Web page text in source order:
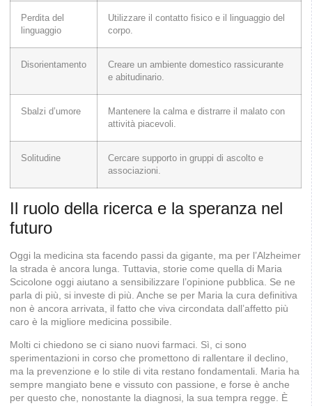
Perdita del
linguaggio
Utilizzare il contatto fisico e il linguaggio del
corpo.
Disorientamento
Creare un ambiente domestico rassicurante
e abitudinario.
Sbalzi d’umore
Mantenere la calma e distrarre il malato con
attività piacevoli.
Solitudine
Cercare supporto in gruppi di ascolto e
associazioni.
Il ruolo della ricerca e la speranza nel
futuro
Oggi la medicina sta facendo passi da gigante, ma per l’Alzheimer
la strada è ancora lunga. Tuttavia, storie come quella di Maria
Scicolone oggi aiutano a sensibilizzare l’opinione pubblica. Se ne
parla di più, si investe di più. Anche se per Maria la cura definitiva
non è ancora arrivata, il fatto che viva circondata dall’affetto più
caro è la migliore medicina possibile.
Molti ci chiedono se ci siano nuovi farmaci. Sì, ci sono
sperimentazioni in corso che promettono di rallentare il declino,
ma la prevenzione e lo stile di vita restano fondamentali. Maria ha
sempre mangiato bene e vissuto con passione, e forse è anche
per questo che, nonostante la diagnosi, la sua tempra regge. È